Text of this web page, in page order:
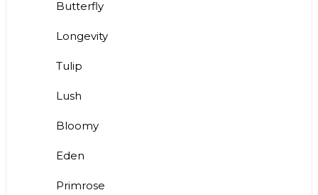
Butterfly
Longevity
Tulip
Lush
Bloomy
Eden
Primrose